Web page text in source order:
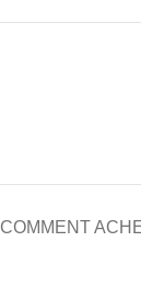
COMMENT